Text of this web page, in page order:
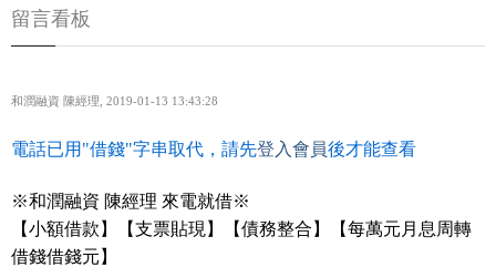
留言看板
和潤融資 陳經理 2019-01-13 13:43:28
電話已用"借錢"字串取代，請先登入會員後才能查看
※和潤融資 陳經理 來電就借※
【小額借款】【支票貼現】【債務整合】【每萬元月息周轉
借錢借錢元】